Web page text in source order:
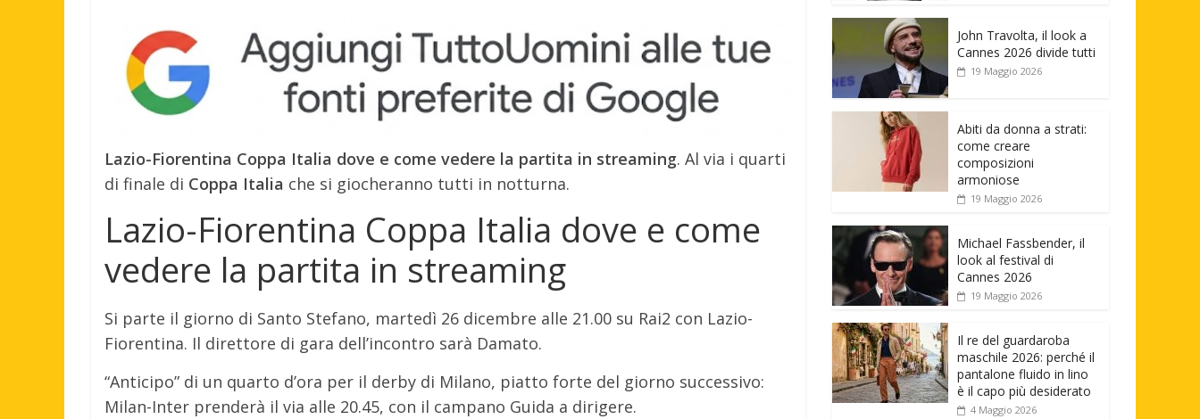
Lazio-Fiorentina Coppa Italia dove e come vedere la partita in streaming. Al via i quarti
di finale di Coppa Italia che si giocheranno tutti in notturna.
Lazio-Fiorentina Coppa Italia dove e come
vedere la partita in streaming
Si parte il giorno di Santo Stefano, martedì 26 dicembre alle 21.00 su Rai2 con Lazio-
Fiorentina. Il direttore di gara dell’incontro sarà Damato.
“Anticipo” di un quarto d’ora per il derby di Milano, piatto forte del giorno successivo:
Milan-Inter prenderà il via alle 20.45, con il campano Guida a dirigere.
John Travolta, il look a
Cannes 2026 divide tutti
19 Maggio 2026
Abiti da donna a strati:
come creare
composizioni
armoniose
19 Maggio 2026
Michael Fassbender, il
look al festival di
Cannes 2026
19 Maggio 2026
Il re del guardaroba
maschile 2026: perché il
pantalone fluido in lino
è il capo più desiderato
4 Maggio 2026